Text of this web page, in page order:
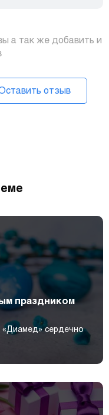
а так же добавить и
отзыв
праздником
сердечно